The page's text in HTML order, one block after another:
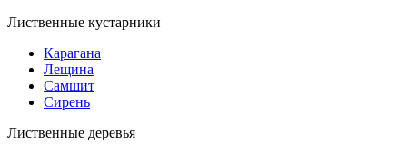
Лиственные кустарники
Карагана
Лещина
Самшит
Сирень
Лиственные деревья